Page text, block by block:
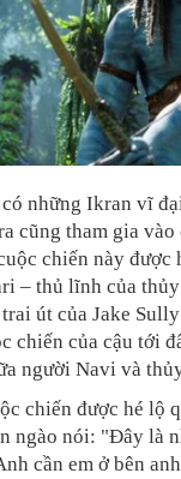
những Ikran vĩ
cũng tham gia
chiến này được
– thủ lĩnh của
út của Jake
chiến của cậu tới
người Navi và
chiến được hé lộ
ngào nói: "Đây là
cần em ở bên